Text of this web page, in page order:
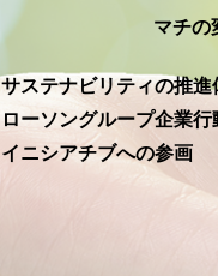
マチの
サステナビリティの推進
ローソングループ企業
イニシアチブへの参画